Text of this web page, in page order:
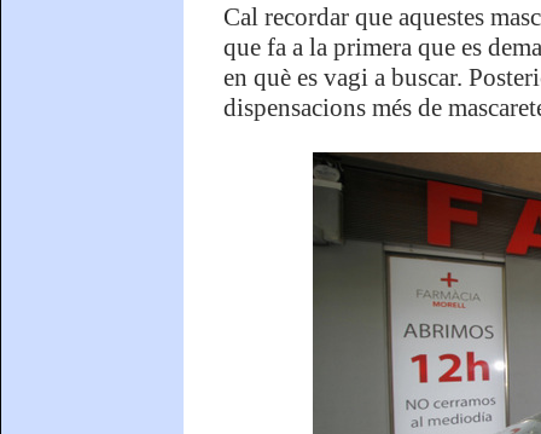
Cal recordar que aquestes
que fa a la primera que es
en què es vagi a buscar.
dispensacions més de